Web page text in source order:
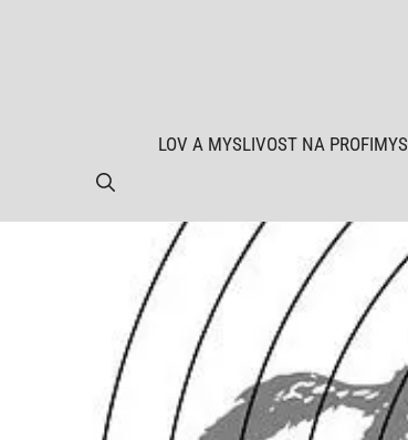
LOV A MYSLIVOST NA